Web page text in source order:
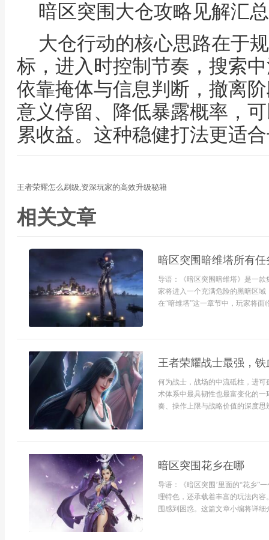
暗区突围大仓攻略见解汇总
大仓行动的核心思路在于
标，进入时控制节奏，搜索
依靠掩体与信息判断，撤离
意义停留、降低暴露概率，
累收益。这种稳健打法更适
王者荣耀怎么刷级,资深玩家的高效升级秘籍
相关文章
暗区突围暗维塔所有
导语：《暗区突围暗维塔》是一
家将进入一个充满危险的黑暗区
在“暗维塔”这一章节中，玩家将
王者荣耀战士最强，
何为战士，战场的中流砥柱，进
术体系中最具韧性也最富变化的
奏、操作上限与战略价值的深度
暗区突围花乡在哪
导语：《暗区突围’里面的“花乡”
理特色，还承载着丰富的玩法内
围感到困惑。这篇文章小编将详